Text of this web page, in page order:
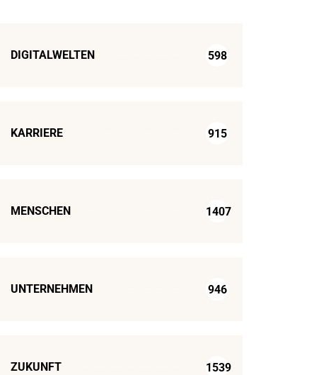
DIGITALWELTEN 598
KARRIERE 915
MENSCHEN 1407
UNTERNEHMEN 946
ZUKUNFT 1539